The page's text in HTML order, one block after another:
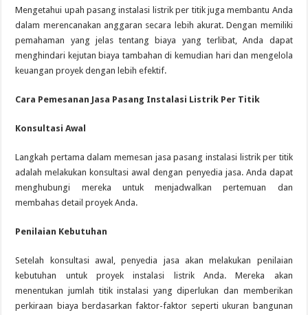
Mengetahui upah pasang instalasi listrik per titik juga membantu Anda
dalam merencanakan anggaran secara lebih akurat. Dengan memiliki
pemahaman yang jelas tentang biaya yang terlibat, Anda dapat
menghindari kejutan biaya tambahan di kemudian hari dan mengelola
keuangan proyek dengan lebih efektif.
Cara Pemesanan Jasa Pasang Instalasi Listrik Per Titik
Konsultasi Awal
Langkah pertama dalam memesan jasa pasang instalasi listrik per titik
adalah melakukan konsultasi awal dengan penyedia jasa. Anda dapat
menghubungi mereka untuk menjadwalkan pertemuan dan
membahas detail proyek Anda.
Penilaian Kebutuhan
Setelah konsultasi awal, penyedia jasa akan melakukan penilaian
kebutuhan untuk proyek instalasi listrik Anda. Mereka akan
menentukan jumlah titik instalasi yang diperlukan dan memberikan
perkiraan biaya berdasarkan faktor-faktor seperti ukuran bangunan